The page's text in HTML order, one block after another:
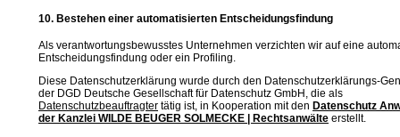
10. Bestehen einer automatisierten Entscheidungsfindung
Als verantwortungsbewusstes Unternehmen verzichten wir auf eine
Entscheidungsfindung oder ein Profiling.
Diese Datenschutzerklärung wurde durch den Datenschutzerklärungs-
der DGD Deutsche Gesellschaft für Datenschutz GmbH, die als
Datenschutzbeauftragter tätig ist, in Kooperation mit den Datenschutz
der Kanzlei WILDE BEUGER SOLMECKE | Rechtsanwälte erstellt.